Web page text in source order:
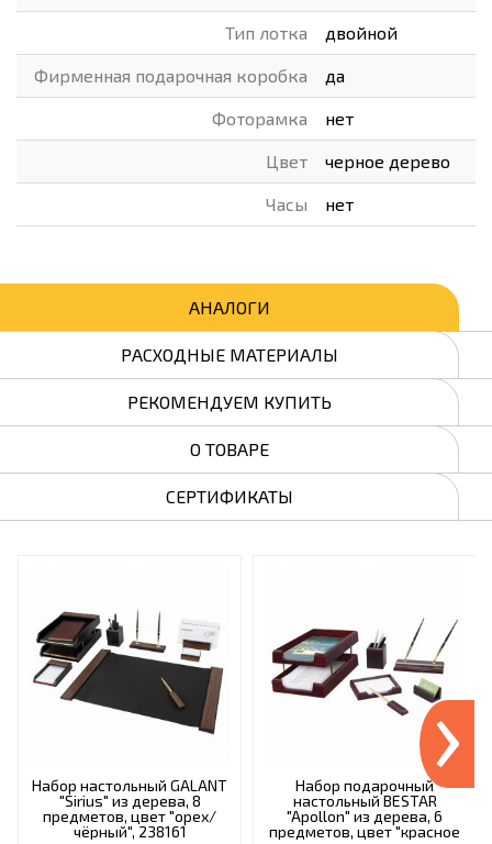
Тип лотка двойной
Фирменная подарочная коробка да
Фоторамка нет
Цвет черное дерево
Часы нет
АНАЛОГИ
РАСХОДНЫЕ МАТЕРИАЛЫ
РЕКОМЕНДУЕМ КУПИТЬ
О ТОВАРЕ
СЕРТИФИКАТЫ
Набор настольный GALANT
"Sirius" из дерева, 8
предметов, цвет "орех/
чёрный", 238161
Набор подарочный
настольный BESTAR
"Apollon" из дерева, 6
предметов, цвет "красное
›